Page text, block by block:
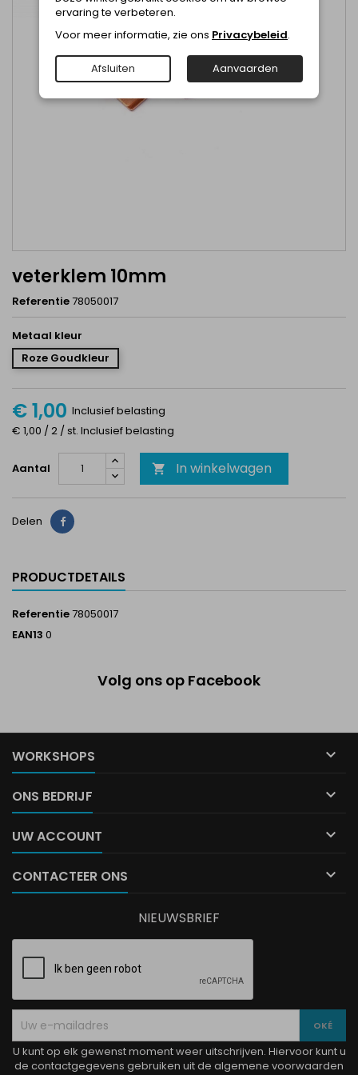
veterklem 10mm
Referentie78050017
Metaal kleur
Roze Goudkleur
€ 1,00 Inclusief belasting
€ 1,00 / 2 / st. Inclusief belasting
Aantal  In winkelwagen
Delen Delen
PRODUCTDETAILS
Referentie78050017
EAN13 0
Volg ons op Facebook
WORKSHOPS 
ONS BEDRIJF 
UW ACCOUNT 
CONTACTEER ONS 
ervaring te verbeteren.
Voor meer informatie, zie ons Privacybeleid.
Afsluiten Aanvaarden
NIEUWSBRIEF
U kunt op elk gewenst moment weer uitschrijven. Hiervoor kunt u
de contactgegevens gebruiken uit de algemene voorwaarden